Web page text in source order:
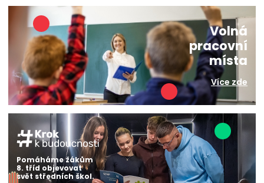
Volná
pracovní
místa
Více zde
Pomáháme žákům
8. tříd objevovat
svět středních škol.